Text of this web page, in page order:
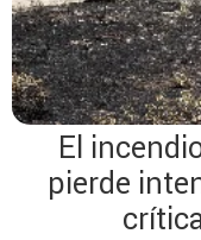
El
pierde